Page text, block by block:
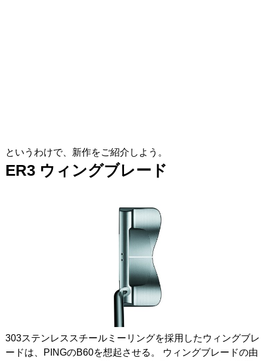
というわけで、新作をご紹介しよう。
ER3 ウィングブレード
303ステンレススチールミーリングを採用したウィングブレ
ードは、PINGのB60を想起させる。 ウィングブレードの由